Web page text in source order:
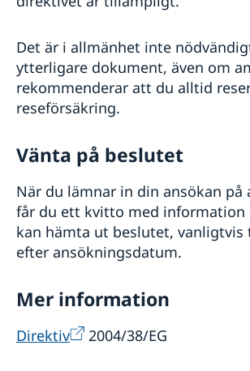
Det är i allmänhet inte
ytterligare dokument, även om
rekommenderar att du alltid
reseförsäkring.
Vänta på beslutet
När du lämnar in din ansökan på
får du ett kvitto med information
kan hämta ut beslutet, vanligtvis
efter ansökningsdatum.
Mer information
Direktiv 2004/38/EG